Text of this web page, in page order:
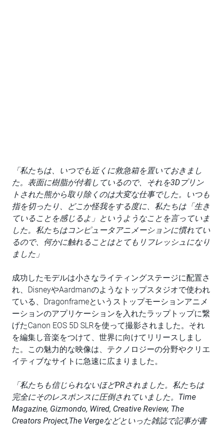
「私たちは、いつでも近くに救急箱を置いておきまし
た。表面に樹脂が付着しているので、それを3Dプリン
トされた熊から取り除くのは大変な仕事でした。いつも
指を切ったり、どこか怪我をする度に、私たちは「生き
ていることを感じるよ」というようなことを言っていま
した。私たちはコンピュータアニメーションに慣れてい
るので、何かに触れることはとてもリフレッシュになり
ました」
成功したモデルは小さなライティングステージに配置さ
れ、DisneyやAardmanのようなトップスタジオで使われ
ている、Dragonframeというストップモーションアニメ
ーションのアプリケーションを入れたラップトップに繋
げたCanon EOS 5D SLRを使って撮影されました。それ
を編集し音楽をつけて、世界に向けてリリースしまし
た。この魅力的な映像は、テクノロジーの分野やクリエ
イティブなサイトに急速に広まりました。
「私たちも信じられないほどPRされました。私たちは
完全にそのレスポンスに圧倒されていました。Time
Magazine, Gizmondo, Wired, Creative Review, The
Creators Project,The Vergeなどといった雑誌で記事が書